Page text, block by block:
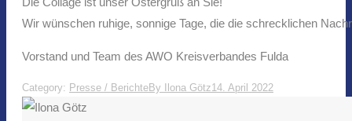
Wir wünschen ruhige, sonnige Tage, die die schrecklichen
Vorstand und Team des AWO Kreisverbandes Fulda
Category: Presse / BerichteBy Ilona Götz14. April 2022